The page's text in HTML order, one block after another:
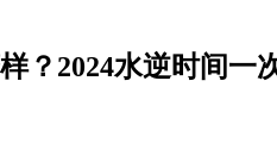
？2024水逆时间一